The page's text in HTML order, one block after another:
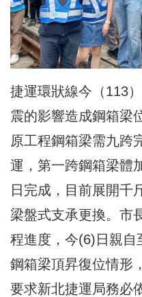
捷運環狀線今（113
震的影響造成鋼箱梁
原工程鋼箱梁需九跨
運，第一跨鋼箱梁體
日完成，目前展開千
梁盤式支承更換。市
程進度，今(6)日親自
鋼箱梁頂昇復位情形
要求新北捷運局務必